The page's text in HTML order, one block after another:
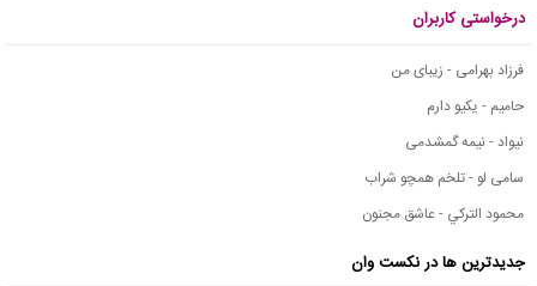
درخواستی کاربران
فرزاد بهرامی - زیبای من
حامیم - یکیو دارم
نیواد - نیمه گمشدمی
سامی لو - تلخم همچو شراب
محمود التركي - عاشق مجنون
جدیدترین ها در نکست وان